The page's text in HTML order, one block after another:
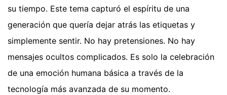
su tiempo. Este tema capturó el espíritu de una
generación que quería dejar atrás las etiquetas y
simplemente sentir. No hay pretensiones. No hay
mensajes ocultos complicados. Es solo la celebración
de una emoción humana básica a través de la
tecnología más avanzada de su momento.